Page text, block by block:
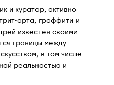
и куратор, активно
арта, граффити и
известен своими
границы между
в том числе
реальностью и